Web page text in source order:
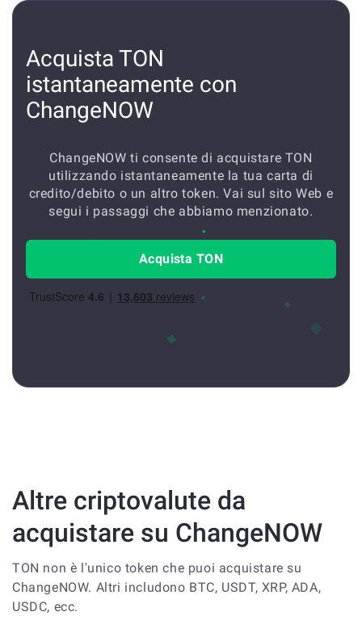
Acquista TON
istantaneamente con
ChangeNOW
ChangeNOW ti consente di acquistare TON
utilizzando istantaneamente la tua carta di
credito/debito o un altro token. Vai sul sito Web e
segui i passaggi che abbiamo menzionato.
Acquista TON
Altre criptovalute da
acquistare su ChangeNOW
TON non è l'unico token che puoi acquistare su
ChangeNOW. Altri includono BTC, USDT, XRP, ADA,
USDC, ecc.